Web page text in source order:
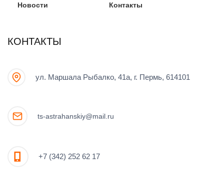
Новости Контакты
КОНТАКТЫ
ул. Маршала Рыбалко, 41а, г. Пермь, 614101
ts-astrahanskiy@mail.ru
+7 (342) 252 62 17